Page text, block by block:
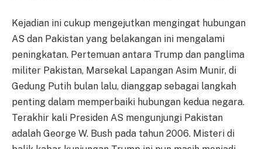
Kejadian ini cukup mengejutkan mengingat hubungan
AS dan Pakistan yang belakangan ini mengalami
peningkatan. Pertemuan antara Trump dan panglima
militer Pakistan, Marsekal Lapangan Asim Munir, di
Gedung Putih bulan lalu, dianggap sebagai langkah
penting dalam memperbaiki hubungan kedua negara.
Terakhir kali Presiden AS mengunjungi Pakistan
adalah George W. Bush pada tahun 2006. Misteri di